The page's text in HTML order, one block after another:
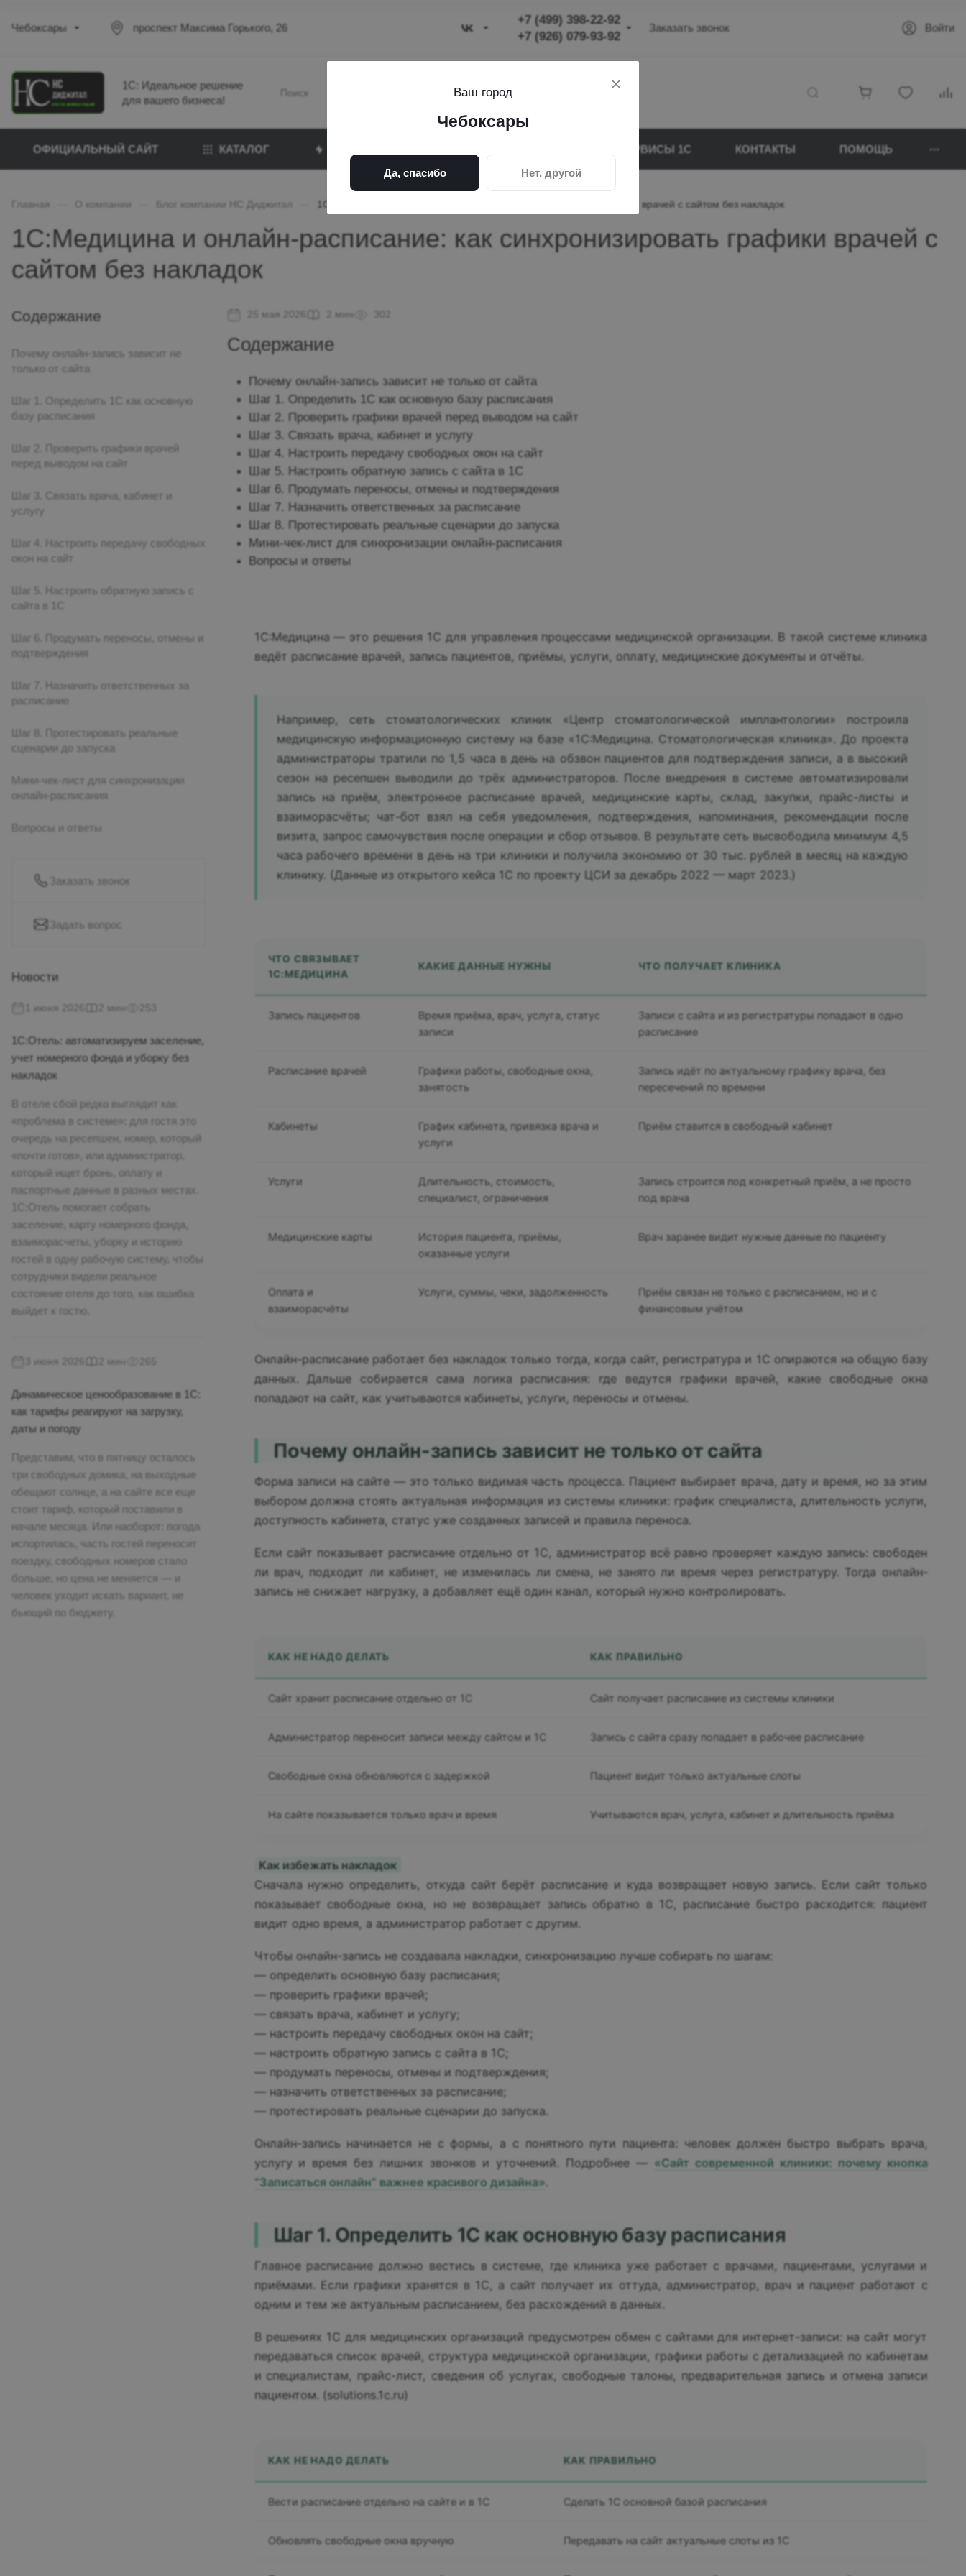
Чебоксары проспект Максима Горького, 26
+7 (499) 398-22-92
+7 (926) 079-93-92
Чебоксары
info@nsdigital-official.ru
Заказать звонок Войти
1С: Идеальное решение
для вашего бизнеса!
ОФИЦИАЛЬНЫЙ САЙТ КАТАЛОГ СЕРВИСЫ 1C КОНТАКТЫ ПОМОЩЬ
Главная О компании Блог компании НС Диджитал 1С:Медицина и онлайн-расписание: как синхронизировать графики врачей с сайтом без накладок
1С:Медицина и онлайн-расписание: как синхронизировать графики врачей с
сайтом без накладок
25 мая 2026 2 мин
Содержание
Почему онлайн-запись зависит не только от сайта
Шаг 1. Определить 1С как основную базу расписания
Шаг 2. Проверить графики врачей перед выводом на сайт
Шаг 3. Связать врача, кабинет и услугу
Шаг 4. Настроить передачу свободных окон на сайт
Шаг 5. Настроить обратную запись с сайта в 1С
Шаг 6. Продумать переносы, отмены и подтверждения
Шаг 7. Назначить ответственных за расписание
Шаг 8. Протестировать реальные сценарии до запуска
Мини-чек-лист для синхронизации онлайн-расписания
Вопросы и ответы
1С:Медицина — это решения 1С для управления процессами медицинской организации. В такой системе клиника
ведёт расписание врачей, запись пациентов, приёмы, услуги, оплату, медицинские документы и отчёты.
Например, сеть стоматологических клиник «Центр стоматологической имплантологии» построила
медицинскую информационную систему на базе «1С:Медицина. Стоматологическая клиника». До проекта
администраторы тратили по 1,5 часа в день на обзвон пациентов для подтверждения записи, а в высокий
сезон на ресепшен выводили до трёх администраторов. После внедрения в системе автоматизировали
запись на приём, электронное расписание врачей, медицинские карты, склад, закупки, прайс-листы и
взаиморасчёты; чат-бот взял на себя уведомления, подтверждения, напоминания, рекомендации после
визита, запрос самочувствия после операции и сбор отзывов. В результате сеть высвободила минимум 4,5
часа рабочего времени в день на три клиники и получила экономию от 30 тыс. рублей в месяц на каждую
клинику. (Данные из открытого кейса 1С по проекту ЦСИ за декабрь 2022 — март 2023.)
ЧТО СВЯЗЫВАЕТ
1С:МЕДИЦИНА
КАКИЕ ДАННЫЕ НУЖНЫ ЧТО ПОЛУЧАЕТ КЛИНИКА
Запись пациентов
Время приёма, врач, услуга, статус
записи
Записи с сайта и из регистратуры попадают в одно
расписание
Расписание врачей
Графики работы, свободные окна,
занятость
Запись идёт по актуальному графику врача, без
пересечений по времени
Кабинеты
График кабинета, привязка врача и
услуги
Приём ставится в свободный кабинет
Услуги
Длительность, стоимость,
специалист, ограничения
Запись строится под конкретный приём, а не просто
под врача
Медицинские карты
История пациента, приёмы,
оказанные услуги
Врач заранее видит нужные данные по пациенту
Оплата и
взаиморасчёты
Услуги, суммы, чеки, задолженность
Приём связан не только с расписанием, но и с
финансовым учётом
Онлайн-расписание работает без накладок только тогда, когда сайт, регистратура и 1С опираются на общую базу
данных. Дальше собирается сама логика расписания: где ведутся графики врачей, какие свободные окна
попадают на сайт, как учитываются кабинеты, услуги, переносы и отмены.
Почему онлайн-запись зависит не только от сайта
Форма записи на сайте — это только видимая часть процесса. Пациент выбирает врача, дату и время, но за этим
выбором должна стоять актуальная информация из системы клиники: график специалиста, длительность услуги,
доступность кабинета, статус уже созданных записей и правила переноса.
Если сайт показывает расписание отдельно от 1С, администратор всё равно проверяет каждую запись: свободен
ли врач, подходит ли кабинет, не изменилась ли смена, не занято ли время через регистратуру. Тогда онлайн-
запись не снижает нагрузку, а добавляет ещё один канал, который нужно контролировать.
КАК НЕ НАДО ДЕЛАТЬ КАК ПРАВИЛЬНО
Сайт хранит расписание отдельно от 1С Сайт получает расписание из системы клиники
Администратор переносит записи между сайтом и 1С Запись с сайта сразу попадает в рабочее расписание
Свободные окна обновляются с задержкой Пациент видит только актуальные слоты
На сайте показывается только врач и время Учитываются врач, услуга, кабинет и длительность приёма
Как избежать накладок
Сначала нужно определить, откуда сайт берёт расписание и куда возвращает новую запись. Если сайт только
показывает свободные окна, но не возвращает запись обратно в 1С, расписание быстро расходится: пациент
видит одно время, а администратор работает с другим.
Чтобы онлайн-запись не создавала накладки, синхронизацию лучше собирать по шагам:
— определить основную базу расписания;
— проверить графики врачей;
— связать врача, кабинет и услугу;
— настроить передачу свободных окон на сайт;
— настроить обратную запись с сайта в 1С;
— продумать переносы, отмены и подтверждения;
— назначить ответственных за расписание;
— протестировать реальные сценарии до запуска.
Онлайн-запись начинается не с формы, а с понятного пути пациента: человек должен быстро выбрать врача,
услугу и время без лишних звонков и уточнений. Подробнее — «Сайт современной клиники: почему кнопка
“Записаться онлайн” важнее красивого дизайна».
Шаг 1. Определить 1С как основную базу расписания
Главное расписание должно вестись в системе, где клиника уже работает с врачами, пациентами, услугами и
приёмами. Если графики хранятся в 1С, а сайт получает их оттуда, администратор, врач и пациент работают с
одним и тем же актуальным расписанием, без расхождений в данных.
В решениях 1С для медицинских организаций предусмотрен обмен с сайтами для интернет-записи: на сайт могут
передаваться список врачей, структура медицинской организации, графики работы с детализацией по кабинетам
и специалистам, прайс-лист, сведения об услугах, свободные талоны, предварительная запись и отмена записи
пациентом. (solutions.1c.ru)
КАК НЕ НАДО ДЕЛАТЬ КАК ПРАВИЛЬНО
Вести расписание отдельно на сайте и в 1С Сделать 1С основной базой расписания
Обновлять свободные окна вручную Передавать на сайт актуальные слоты из 1С
Содержание
Почему онлайн-запись зависит не
только от сайта
Шаг 1. Определить 1С как основную
базу расписания
Шаг 2. Проверить графики врачей
перед выводом на сайт
Шаг 3. Связать врача, кабинет и
услугу
Шаг 4. Настроить передачу свободных
окон на сайт
Шаг 5. Настроить обратную запись с
сайта в 1С
Шаг 6. Продумать переносы, отмены и
подтверждения
Шаг 7. Назначить ответственных за
расписание
Шаг 8. Протестировать реальные
сценарии до запуска
Мини-чек-лист для синхронизации
онлайн-расписания
Вопросы и ответы
Заказать звонок
Задать вопрос
Новости
1 июня 2026 2 мин
1С:Отель: автоматизируем заселение,
учет номерного фонда и уборку без
накладок
В отеле сбой редко выглядит как
«проблема в системе»: для гостя это
очередь на ресепшен, номер, который
«почти готов», или администратор,
который ищет бронь, оплату и
паспортные данные в разных местах.
1С:Отель помогает собрать
заселение, карту номерного фонда,
взаиморасчеты, уборку и историю
гостей в одну рабочую систему, чтобы
сотрудники видели реальное
состояние отеля до того, как ошибка
выйдет к гостю.
3 июня 2026 2 мин
Динамическое ценообразование в 1С:
как тарифы реагируют на загрузку,
даты и погоду
Представим, что в пятницу осталось
три свободных домика, на выходные
обещают солнце, а на сайте все еще
стоит тариф, который поставили в
начале месяца. Или наоборот: погода
испортилась, часть гостей переносит
поездку, свободных номеров стало
больше, но цена не меняется — и
человек уходит искать вариант, не
бьющий по бюджету.
Ваш город
Чебоксары
Да, спасибо Нет, другой